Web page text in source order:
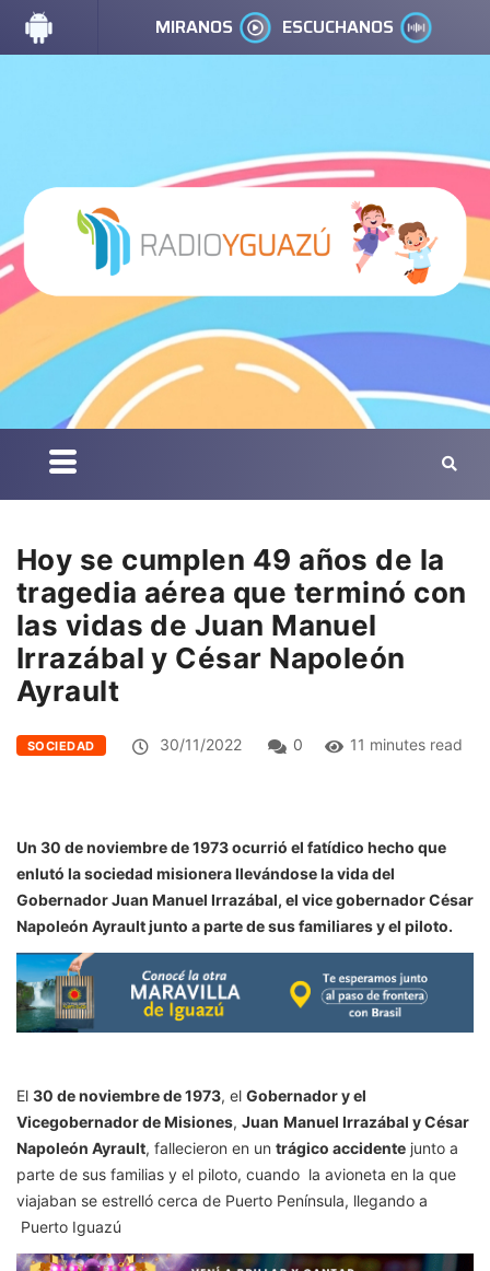
MIRANOS ESCUCHANOS
Hoy se cumplen 49 años de la
tragedia aérea que terminó con
las vidas de Juan Manuel
Irrazábal y César Napoleón
Ayrault
SOCIEDAD 30/11/2022 0 11 minutes read
Un 30 de noviembre de 1973 ocurrió el fatídico hecho que
enlutó la sociedad misionera llevándose la vida del
Gobernador Juan Manuel Irrazábal, el vice gobernador César
Napoleón Ayrault junto a parte de sus familiares y el piloto.
El 30 de noviembre de 1973, el Gobernador y el
Vicegobernador de Misiones, Juan Manuel Irrazábal y César
Napoleón Ayrault, fallecieron en un trágico accidente junto a
parte de sus familias y el piloto, cuando la avioneta en la que
viajaban se estrelló cerca de Puerto Península, llegando a
Puerto Iguazú